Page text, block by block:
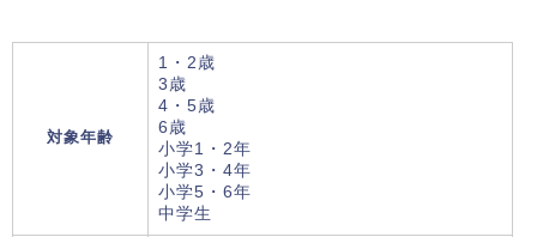
対象年齢
1・2歳
3歳
4・5歳
6歳
小学1・2年
小学3・4年
小学5・6年
中学生